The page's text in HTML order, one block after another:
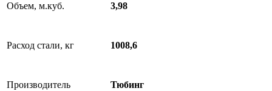
Объем, м.куб. 3,98
Расход стали, кг 1008,6
Производитель Тюбинг